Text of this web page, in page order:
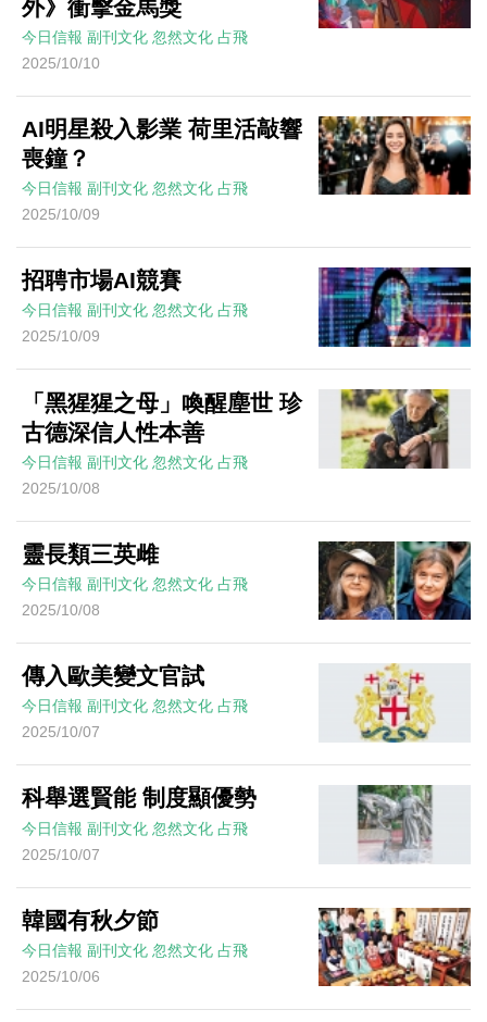
外》衝擊金馬獎
今日信報 副刊文化 忽然文化 占飛
2025/10/10
AI明星殺入影業 荷里活敲響
喪鐘？
今日信報 副刊文化 忽然文化 占飛
2025/10/09
招聘市場AI競賽
今日信報 副刊文化 忽然文化 占飛
2025/10/09
「黑猩猩之母」喚醒塵世 珍
古德深信人性本善
今日信報 副刊文化 忽然文化 占飛
2025/10/08
靈長類三英雌
今日信報 副刊文化 忽然文化 占飛
2025/10/08
傳入歐美變文官試
今日信報 副刊文化 忽然文化 占飛
2025/10/07
科舉選賢能 制度顯優勢
今日信報 副刊文化 忽然文化 占飛
2025/10/07
韓國有秋夕節
今日信報 副刊文化 忽然文化 占飛
2025/10/06